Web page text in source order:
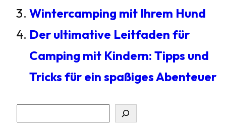
Wintercamping mit Ihrem Hund
Der ultimative Leitfaden für
Camping mit Kindern: Tipps und
Tricks für ein spaßiges Abenteuer